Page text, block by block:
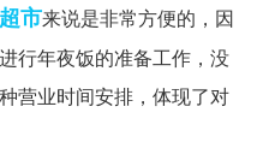
超市来说是非常方便的，因
行年夜饭的准备工作，没
营业时间安排，体现了对